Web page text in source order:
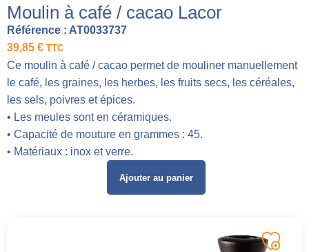
Moulin à café / cacao Lacor
Référence : AT0033737
39,85 € TTC
Ce moulin à café / cacao permet de mouliner manuellement
le café, les graines, les herbes, les fruits secs, les céréales,
les sels, poivres et épices.
• Les meules sont en céramiques.
• Capacité de mouture en grammes : 45.
• Matériaux : inox et verre.
Ajouter au panier